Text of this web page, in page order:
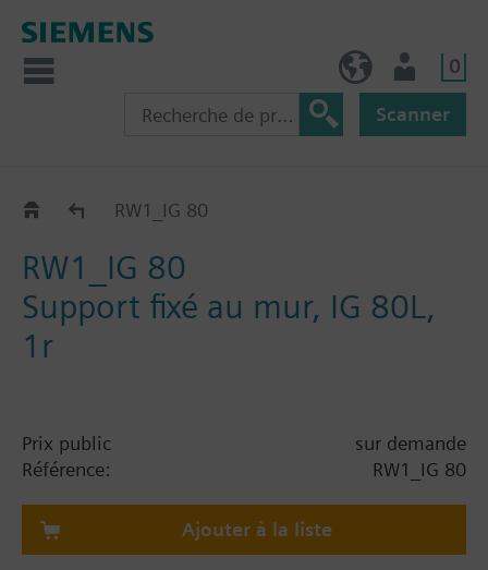
0
Scanner
CatalogueRW1_IG 80
RW1_IG 80
Support fixé au mur, IG 80L,
1r
Prix public
sur demande
Référence:
RW1_IG 80
Ajouter à la liste